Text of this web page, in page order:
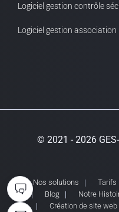
Logiciel gestion contrôle
Logiciel gestion association
© 2021 - 2026
Nos solutions Tarifs
Blog
Notre
Création de site web